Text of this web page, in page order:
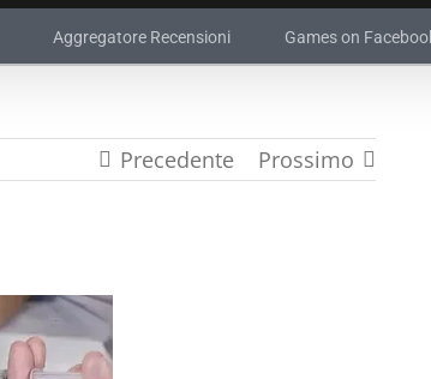
Aggregatore Recensioni Games on
Precedente Prossimo